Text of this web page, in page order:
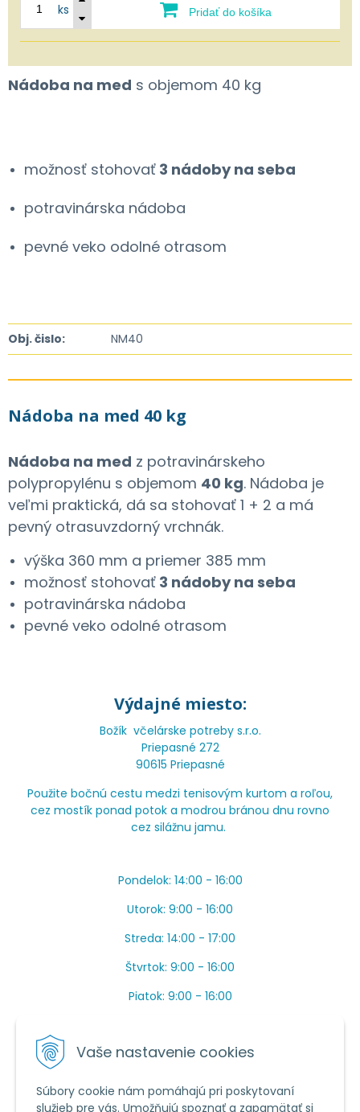
Vaše nastavenie cookies
Súbory cookie nám pomáhajú pri poskytovaní
služieb pre vás. Umožňujú spoznať a zapamätať si
ks Pridať do košíka
Nádoba na med s objemom 40 kg
možnosť stohovať 3 nádoby na seba
potravinárska nádoba
pevné veko odolné otrasom
Obj. čislo: NM40
Nádoba na med 40 kg
Nádoba na med z potravinárskeho
polypropylénu s objemom 40 kg. Nádoba je
veľmi praktická, dá sa stohovať 1 + 2 a má
pevný otrasuvzdorný vrchnák.
výška 360 mm a priemer 385 mm
možnosť stohovať 3 nádoby na seba
potravinárska nádoba
pevné veko odolné otrasom
Výdajné miesto:
Božík včelárske potreby s.r.o.
Priepasné 272
90615 Priepasné
Použite bočnú cestu medzi tenisovým kurtom a roľou,
cez mostík ponad potok a modrou bránou dnu rovno
cez silážnu jamu.
Pondelok: 14:00 - 16:00
Utorok: 9:00 - 16:00
Streda: 14:00 - 17:00
Štvrtok: 9:00 - 16:00
Piatok: 9:00 - 16:00
Máme toho veľa v sezóne, ak sa nedovoláte, píšte
prosím mail.